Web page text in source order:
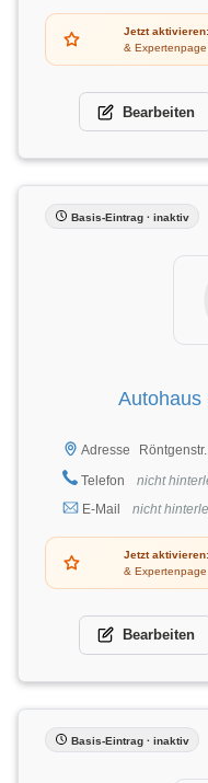
Jetzt aktivieren:
&
Bearbeiten
Basis-Eintrag · inaktiv
Autohaus
Adresse
Telefon
nicht
E-Mail
nicht
Jetzt aktivieren:
& Expertenpage
Bearbeiten
Basis-Eintrag · inaktiv